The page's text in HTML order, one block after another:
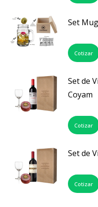
Set
Cotizar
Set de
Coyam
Cotizar
Set de
Cotizar